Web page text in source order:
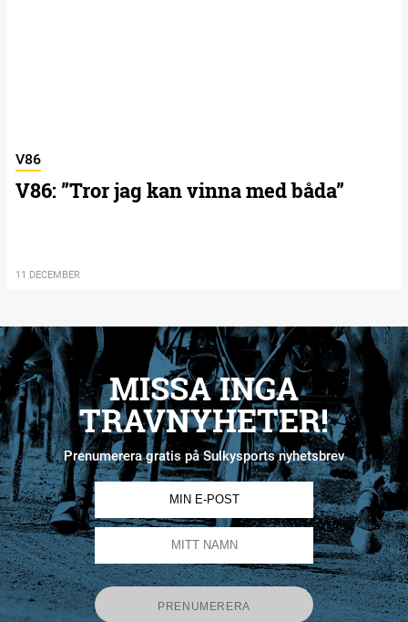
V86
V86: ”Tror jag kan vinna med båda”
11 DECEMBER
MISSA INGA
TRAVNYHETER!
Prenumerera gratis på Sulkysports nyhetsbrev